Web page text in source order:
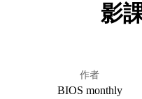
影
作者
BIOS monthly